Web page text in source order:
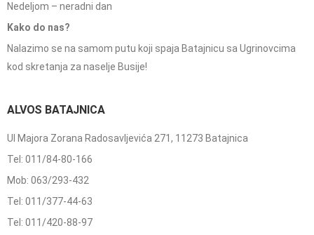
Nedeljom – neradni dan
Kako do nas?
Nalazimo se na samom putu koji spaja Batajnicu sa Ugrinovcima
kod skretanja za naselje Busije!
ALVOS BATAJNICA
Ul Majora Zorana Radosavljevića 271, 11273 Batajnica
Tel: 011/84-80-166
Mob: 063/293-432
Tel: 011/377-44-63
Tel: 011/420-88-97